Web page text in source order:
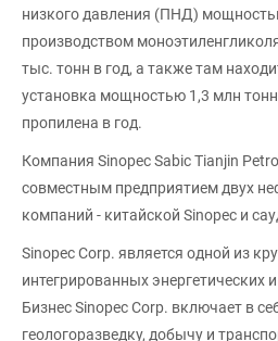
низкого давления (ПНД)
производством
тыс. тонн в год, а также там
установка мощностью 1,3 млн
пропилена в год.
Компания Sinopec Sabic Tianjin
совместным предприятием двух
компаний - китайской Sinopec и
Sinopec Corp. является одной из
интегрированных энергетических
Бизнес Sinopec Corp. включает в
геологоразведку, добычу и